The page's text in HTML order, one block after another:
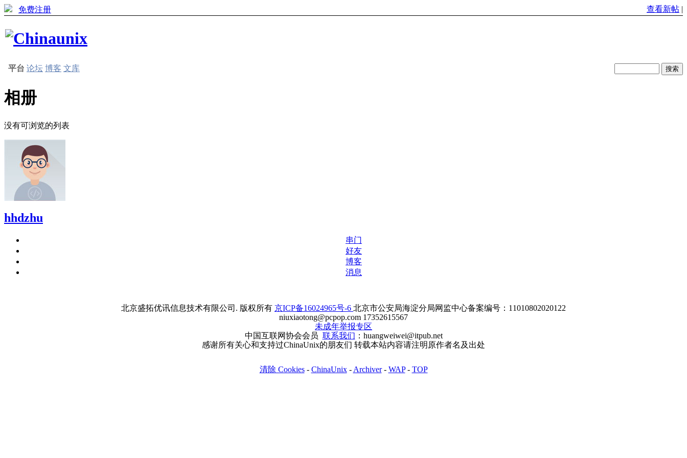
免费注册 查看新帖 |
平台 论坛 博客 文库
相册
没有可浏览的列表
hhdzhu
串门
好友
博客
消息
北京盛拓优讯信息技术有限公司. 版权所有 京ICP备16024965号-6 北京市公安局海淀分局网监中心备案编号：11010802020122
niuxiaotong@pcpop.com 17352615567
未成年举报专区
中国互联网协会会员 联系我们 ：huangweiwei@itpub.net
感谢所有关心和支持过ChinaUnix的朋友们 转载本站内容请注明原作者名及出处
清除 Cookies- ChinaUnix- Archiver- WAP- TOP